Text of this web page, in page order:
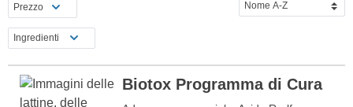
Prezzo
Ingredienti
Biotox Programma di Cura